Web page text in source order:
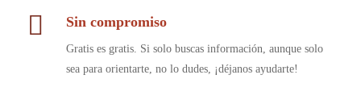
Sin compromiso
Gratis es gratis. Si solo buscas información, aunque solo
sea para orientarte, no lo dudes, ¡déjanos ayudarte!